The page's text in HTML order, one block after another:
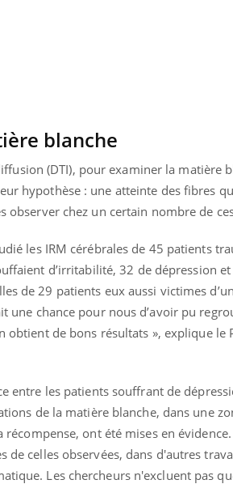
blanche
(DTI), pour examiner la matière
hypothèse : une atteinte des fibres
chez un certain nombre de
les IRM cérébrales de 45 patients
d’irritabilité, 32 de dépression
de 29 patients eux aussi victimes
une chance pour nous d’avoir pu
obtient de bons résultats », explique le
entre les patients souffrant de
de la matière blanche, dans une
ont été mises en
celles observées, dans d'autres
Les chercheurs n'excluent pas
Le Viagra pourrait-il
freiner la propagation du
cancer ?
de protéines pourrait
finalement être bénéfique